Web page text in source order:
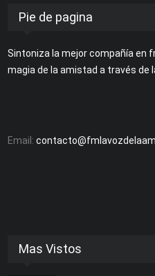
Pie de pagina
Sintoniza la mejor compañía en
magia de la amistad a través de
Email:
Mas Vistos